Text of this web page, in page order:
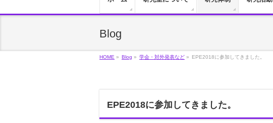
Blog
HOME » Blog » 学会・対外発表など » EPE2018に参加してきました。
EPE2018に参加してきました。